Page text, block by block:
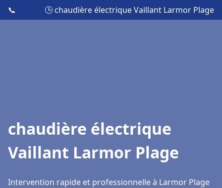
📞 🕒 chaudière électrique Vaillant Larmor Plage
chaudière électrique
Vaillant Larmor Plage
Intervention rapide et professionnelle à Larmor Plage